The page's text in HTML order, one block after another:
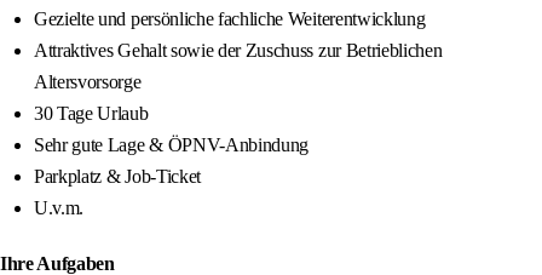
Gezielte und persönliche fachliche Weiterentwicklung
Attraktives Gehalt sowie der Zuschuss zur Betrieblichen
Altersvorsorge
30 Tage Urlaub
Sehr gute Lage & ÖPNV-Anbindung
Parkplatz & Job-Ticket
U.v.m.
Ihre Aufgaben